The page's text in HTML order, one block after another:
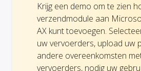
Krijg een demo om te zien
verzendmodule aan
AX kunt toevoegen.
uw vervoerders, upload uw
andere overeenkomsten
vervoerders, nodig uw